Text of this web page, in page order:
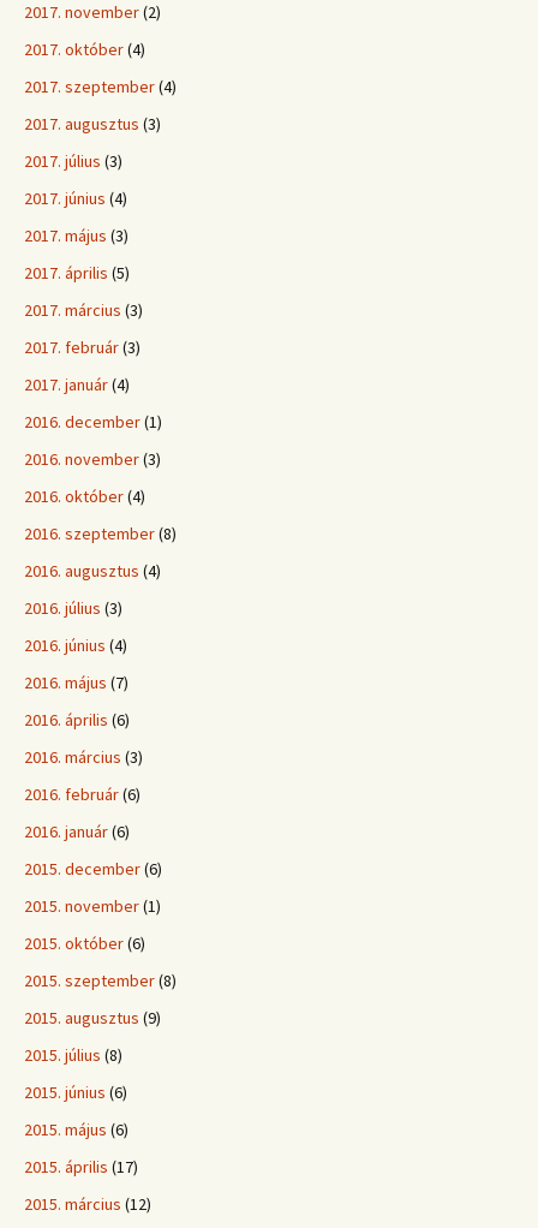
2017. november(2)
2017. október(4)
2017. szeptember(4)
2017. augusztus (3)
2017. július (3)
2017. június (4)
2017. május (3)
2017. április (5)
2017. március (3)
2017. február(3)
2017. január(4)
2016. december(1)
2016. november(3)
2016. október(4)
2016. szeptember(8)
2016. augusztus (4)
2016. július (3)
2016. június (4)
2016. május (7)
2016. április (6)
2016. március (3)
2016. február(6)
2016. január(6)
2015. december(6)
2015. november(1)
2015. október(6)
2015. szeptember(8)
2015. augusztus (9)
2015. július (8)
2015. június (6)
2015. május (6)
2015. április (17)
2015. március (12)